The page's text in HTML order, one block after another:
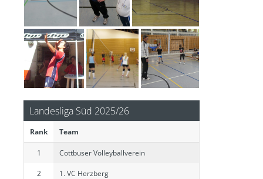
Landesliga Süd 2025/26
Rank Team
1 Cottbuser Volleyballverein
2 1. VC Herzberg